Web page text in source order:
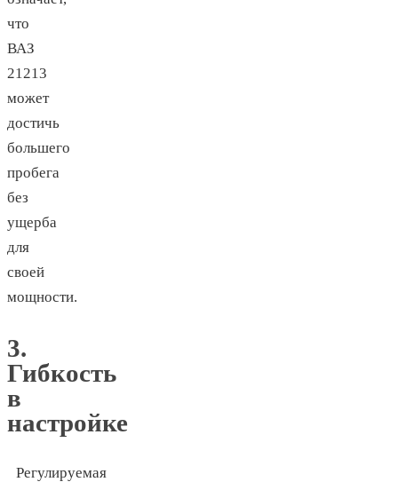
что
ВАЗ
21213
может
достичь
большего
пробега
без
ущерба
для
своей
мощности.
3.
Гибкость
в
настройке
Регулируемая